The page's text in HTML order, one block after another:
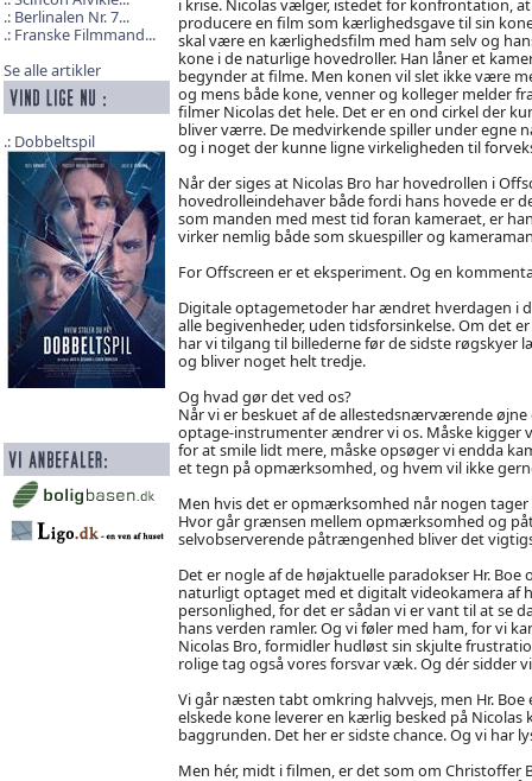
Berlinalen Nr. 7...
Franske Filmmand...
Se alle artikler
Dobbeltspil
i krise. Nicolas vælger, istedet for konfrontation, at
producere en film som kærlighedsgave til sin
skal være en kærlighedsfilm med ham selv og
kone i de naturlige hovedroller. Han låner et
begynder at filme. Men konen vil slet ikke være
og mens både kone, venner og kolleger melder
filmer Nicolas det hele. Det er en ond cirkel der
bliver værre. De medvirkende spiller under egne
og i noget der kunne ligne virkeligheden til
Når der siges at Nicolas Bro har hovedrollen i
hovedrolleindehaver både fordi hans hovede er
som manden med mest tid foran kameraet, er
virker nemlig både som skuespiller og
For Offscreen er et eksperiment. Og en
Digitale optagemetoder har ændret hverdagen i
alle begivenheder, uden tidsforsinkelse. Om det
har vi tilgang til billederne før de sidste røgskyer
og bliver noget helt tredje.
Og hvad gør det ved os?
Når vi er beskuet af de allestedsnærværende
optage-instrumenter ændrer vi os. Måske kigger
for at smile lidt mere, måske opsøger vi endda
et tegn på opmærksomhed, og hvem vil ikke
Men hvis det er opmærksomhed når nogen tager
Hvor går grænsen mellem opmærksomhed og
selvobserverende påtrængenhed bliver det
Det er nogle af de højaktuelle paradokser Hr.
naturligt optaget med et digitalt videokamera af
personlighed, for det er sådan vi er vant til at se
hans verden ramler. Og vi føler med ham, for vi
Nicolas Bro, formidler hudløst sin skjulte
rolige tag også vores forsvar væk. Og dér sidder
Vi går næsten tabt omkring halvvejs, men Hr.
elskede kone leverer en kærlig besked på
baggrunden. Det her er sidste chance. Og vi har
Men hér, midt i filmen, er det som om Christoffer